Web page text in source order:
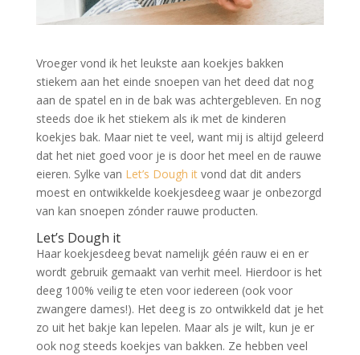
Vroeger vond ik het leukste aan koekjes bakken
stiekem aan het einde snoepen van het deed dat nog
aan de spatel en in de bak was achtergebleven. En nog
steeds doe ik het stiekem als ik met de kinderen
koekjes bak. Maar niet te veel, want mij is altijd geleerd
dat het niet goed voor je is door het meel en de rauwe
eieren. Sylke van Let’s Dough itvond dat dit anders
moest en ontwikkelde koekjesdeeg waar je onbezorgd
van kan snoepen zónder rauwe producten.
Let’s Dough it
Haar koekjesdeeg bevat namelijk géén rauw ei en er
wordt gebruik gemaakt van verhit meel. Hierdoor is het
deeg 100% veilig te eten voor iedereen (ook voor
zwangere dames!). Het deeg is zo ontwikkeld dat je het
zo uit het bakje kan lepelen. Maar als je wilt, kun je er
ook nog steeds koekjes van bakken. Ze hebben veel